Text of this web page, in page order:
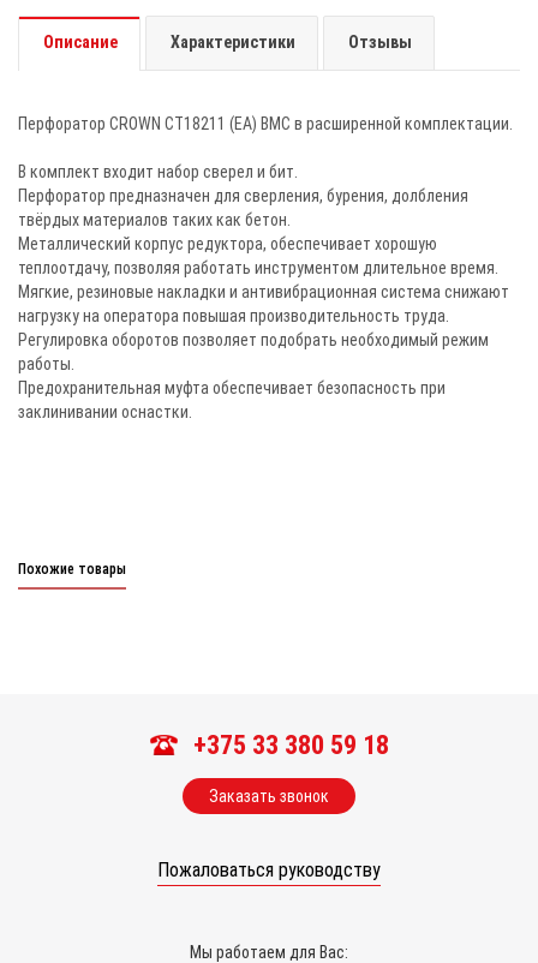
Описание Характеристики Отзывы
Перфоратор CROWN CT18211 (EA) BMC в расширенной комплектации.
В комплект входит набор сверел и бит.
Перфоратор предназначен для сверления, бурения, долбления
твёрдых материалов таких как бетон.
Металлический корпус редуктора, обеспечивает хорошую
теплоотдачу, позволяя работать инструментом длительное время.
Мягкие, резиновые накладки и антивибрационная система снижают
нагрузку на оператора повышая производительность труда.
Регулировка оборотов позволяет подобрать необходимый режим
работы.
Предохранительная муфта обеспечивает безопасность при
заклинивании оснастки.
Похожие товары
+375 33 380 59 18
Заказать звонок
Пожаловаться руководству
Мы работаем для Вас: